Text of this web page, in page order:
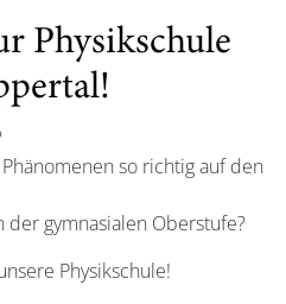
Physikschule
so richtig auf den
der gymnasialen Oberstufe?
Physikschule!